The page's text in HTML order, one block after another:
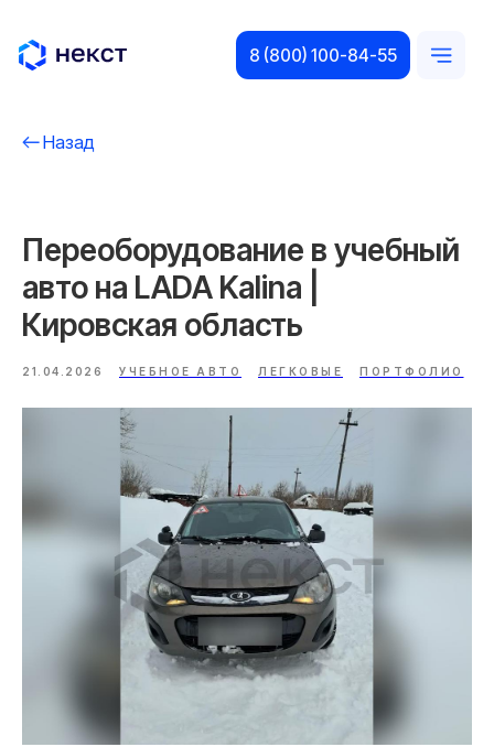
8 (800) 100-84-55
Переоборудование в учебный
авто на LADA Kalina |
Кировская область
21.04.2026 УЧЕБНОЕ АВТО ЛЕГКОВЫЕ ПОРТФОЛИО